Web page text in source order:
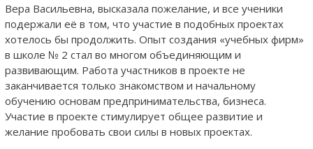
Вера Васильевна, высказала пожелание, и все ученики
подержали её в том, что участие в подобных проектах
хотелось бы продолжить. Опыт создания «учебных фирм»
в школе № 2 стал во многом объединяющим и
развивающим. Работа участников в проекте не
заканчивается только знакомством и начальному
обучению основам предпринимательства, бизнеса.
Участие в проекте стимулирует общее развитие и
желание пробовать свои силы в новых проектах.